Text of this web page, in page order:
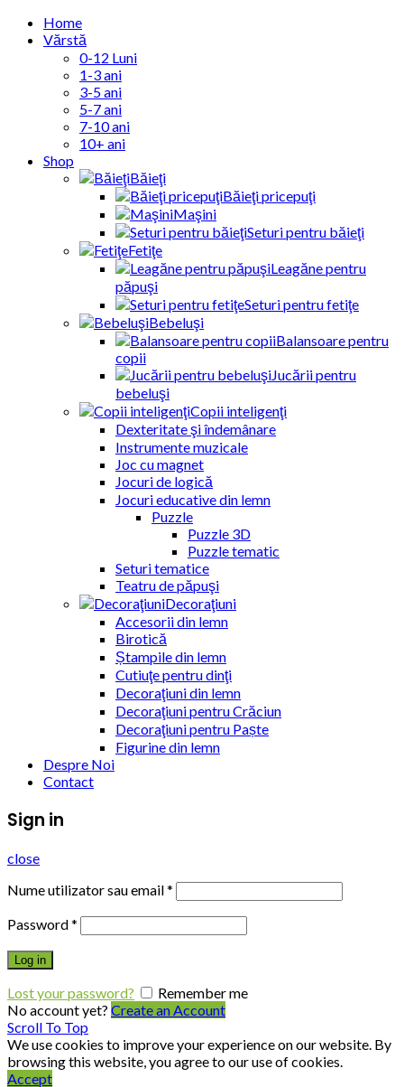
Home
Vărstă
0-12 Luni
1-3 ani
3-5 ani
5-7 ani
7-10 ani
10+ ani
Shop
Băieţi
Băieţi pricepuţi
Maşini
Seturi pentru băieţi
Fetiţe
Leagăne pentru
păpuşi
Seturi pentru fetiţe
Bebeluşi
Balansoare pentru
copii
Jucării pentru
bebeluşi
Copii inteligenţi
Dexteritate şi îndemânare
Instrumente muzicale
Joc cu magnet
Jocuri de logică
Jocuri educative din lemn
Puzzle
Puzzle 3D
Puzzle tematic
Seturi tematice
Teatru de păpuşi
Decoraţiuni
Accesorii din lemn
Birotică
Ștampile din lemn
Cutiuţe pentru dinţi
Decoraţiuni din lemn
Decoraţiuni pentru Crăciun
Decoraţiuni pentru Paște
Figurine din lemn
Despre Noi
Contact
Sign in
close
Nume utilizator sau email*
Password*
Log in
Lost your password?
Remember me
No account yet? Create an Account
Scroll To Top
We use cookies to improve your experience on our website. By
browsing this website, you agree to our use of cookies.
Accept